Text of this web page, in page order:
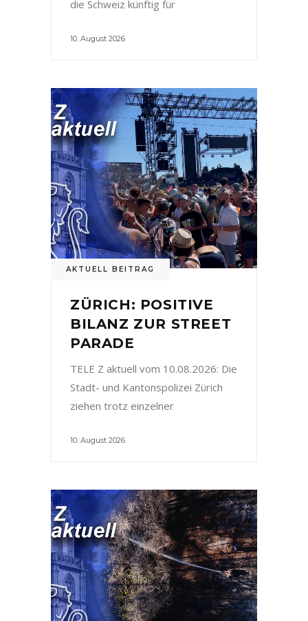
die Schweiz künftig für
10. August 2026
AKTUELL BEITRAG
ZÜRICH: POSITIVE
BILANZ ZUR STREET
PARADE
TELE Z aktuell vom 10.08.2026: Die
Stadt- und Kantonspolizei Zürich
ziehen trotz einzelner
10. August 2026